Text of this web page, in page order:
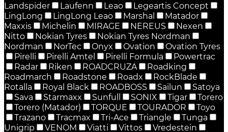
Landspider
Laufenn Leao
Legeartis Concept
LingLong
LingLong Leao Marshal
Matador
Maxxis
Michelin MIRAGE NEREUS
Nexen
Nitto
Nokian Tyres
Nokian Tyres Nordman
Nordman
NorTec Onyx Ovation
Ovation Tyres
Pirelli
Pirelli Amtel Pirelli Formula
Powertrac
Radar
Riken ROADCRUZA
Roadking
Roadmarch
Roadstone Roadx
RockBlade
Rotalla
Royal Black ROADBOSS Sailun
Satoya
Sava
Starmaxx Sunfull SONIX Tigar
Torero
Torero (Matador)
TORQUE TOURADOR
Toyo
Trazano
Tracmax Tri-Ace Triangle
Tunga
Unigrip
VENOM Viatti Vittos
Vredestein